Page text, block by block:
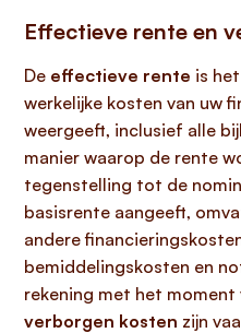
Effectieve rente en
De effectieve rente is
werkelijke kosten van uw
weergeeft, inclusief alle
manier waarop de rente
tegenstelling tot de
basisrente aangeeft,
andere
bemiddelingskosten en
rekening met het
verborgen kosten zijn